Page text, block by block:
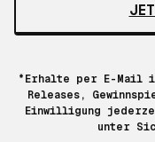
*Erhalte per E-Mail
Releases,
Einwilligung
unter